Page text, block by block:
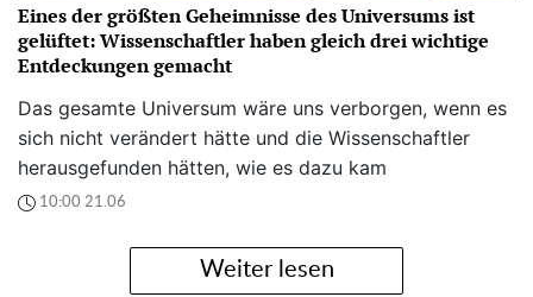
Eines der größten Geheimnisse des Universums ist
gelüftet: Wissenschaftler haben gleich drei wichtige
Entdeckungen gemacht
Das gesamte Universum wäre uns verborgen, wenn es
sich nicht verändert hätte und die Wissenschaftler
herausgefunden hätten, wie es dazu kam
10:00 21.06
Weiter lesen